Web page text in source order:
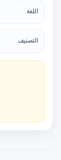
اللغة
التصنيف